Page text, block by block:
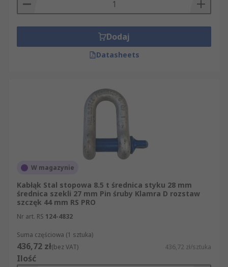
Dodaj
Datasheets
W magazynie
Kabłąk Stal stopowa 8.5 t średnica styku 28 mm
średnica szekli 27 mm Pin śruby Klamra D rozstaw
szczęk 44 mm RS PRO
Nr art. RS 124-4832
Suma częściowa (1 sztuka)
436,72 zł(bez VAT) 436,72 zł/sztuka
Ilość